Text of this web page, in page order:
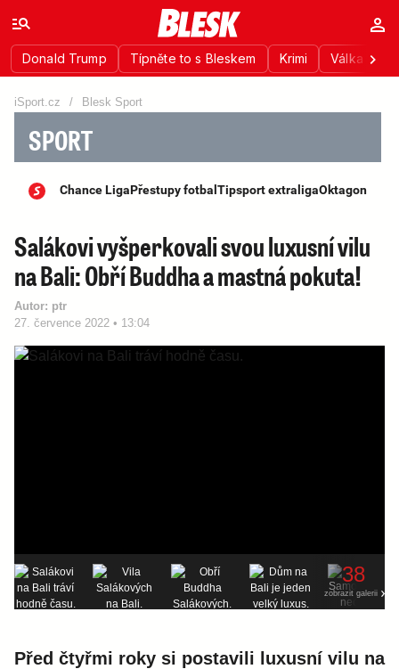
Donald Trump Típněte to s Bleskem Krimi Válka na
SPORT
Chance LigaPřestupy fotbal Tipsport extraligaOktagon
iSport.cz / Blesk Sport
27. července 2022 • 13:04
Salákovi vyšperkovali svou luxusní vilu
na Bali: Obří Buddha a mastná pokuta!
Autor: ptr
38
zobrazit galerii
Před čtyřmi roky si postavili luxusní vilu na